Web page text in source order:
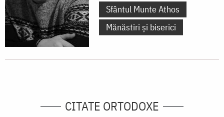
Sfântul Munte Athos
Mănăstiri și biserici
CITATE ORTODOXE